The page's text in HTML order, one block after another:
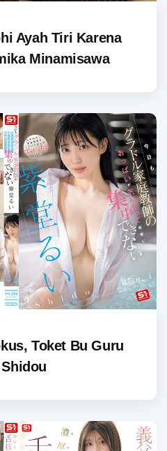
Ayah Tiri Karena
Minamisawa
Toket Bu Guru